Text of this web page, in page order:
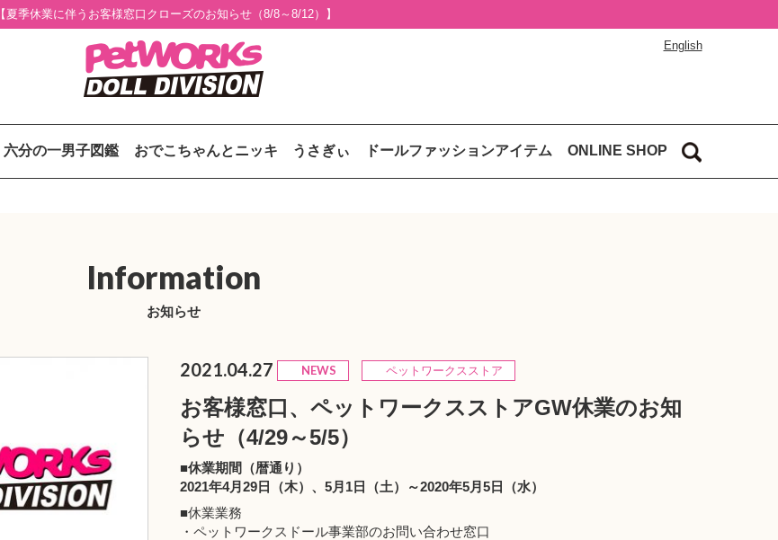
【夏季休業に伴うお客様窓口クローズのお知らせ（8/8～8/12）】
English
六分の一男子図鑑 おでこちゃんとニッキ うさぎぃ ドールファッションアイテム ONLINE SHOP
Information
お知らせ
2021.04.27 NEWS ペットワークスストア
お客様窓口、ペットワークスストアGW休業のお知
らせ（4/29～5/5）
■休業期間（暦通り）
2021年4月29日（木）、5月1日（土）～2020年5月5日（水）
■休業業務
・ペットワークスドール事業部のお問い合わせ窓口